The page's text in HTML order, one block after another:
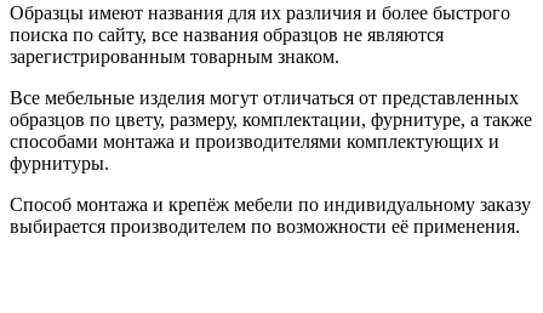
Образцы имеют названия для их различия и более быстрого
поиска по сайту, все названия образцов не являются
зарегистрированным товарным знаком.
Все мебельные изделия могут отличаться от представленных
образцов по цвету, размеру, комплектации, фурнитуре, а также
способами монтажа и производителями комплектующих и
фурнитуры.
Способ монтажа и крепёж мебели по индивидуальному заказу
выбирается производителем по возможности её применения.